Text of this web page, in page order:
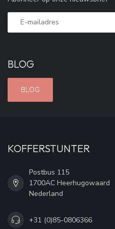
BLOG
BLOG
KOFFERSTUNTER
Postbus 115
1700AC Heerhugowaard
Nederland
+31 (0)85-0806366